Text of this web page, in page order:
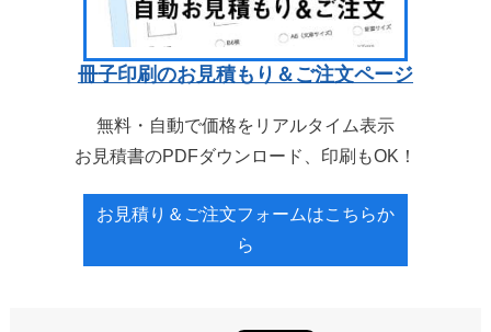
冊子印刷のお見積もり＆ご注文ページ
無料・自動で価格をリアルタイム表示
お見積書のPDFダウンロード、印刷もOK！
お見積り＆ご注文フォームはこちらか
ら